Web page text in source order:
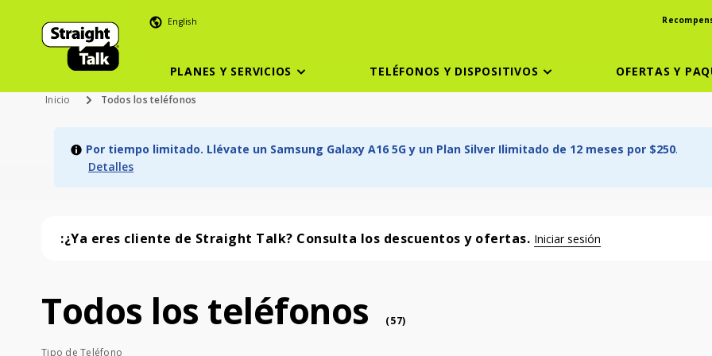
English
PLANES Y SERVICIOS TELÉFONOS Y DISPOSITIVOS OFERTAS Y
Inicio Todos los teléfonos
Por tiempo limitado. Llévate un Samsung Galaxy A16 5G y un Plan Silver Ilimitado de 12 meses por $250.
Detalles
:¿Ya eres cliente de Straight Talk? Consulta los descuentos y ofertas. Iniciar sesión
Todos los teléfonos (57 phone )
Todos los teléfonos (57)
Tipo de Teléfono